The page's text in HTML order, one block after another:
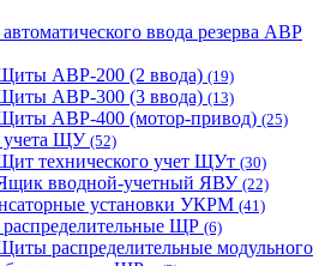
ввода резерва АВР
АВР-200 (2 ввода) (19)
АВР-300 (3 ввода) (13)
АВР-400 (мотор-привод) (25)
ЩУ (52)
технического учет ЩУт (30)
вводной-учетный ЯВУ (22)
установки УКРМ (41)
ЩР (6)
распределительные модульного